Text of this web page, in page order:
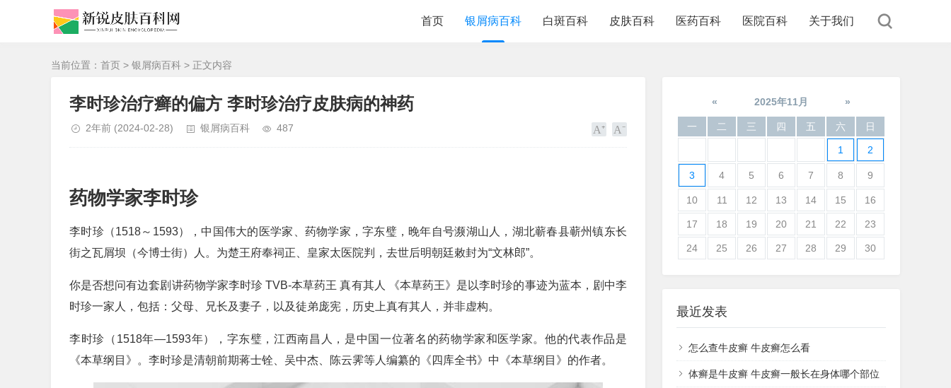
首页 银屑病百科 白斑百科 皮肤百科 医药百科 医院百科 关于我们
当前位置： 首页 > 银屑病百科 > 正文内容
李时珍治疗癣的偏方 李时珍治疗皮肤病的神药
2年前 (2024-02-28) 银屑病百科 487
药物学家李时珍
李时珍（1518～1593），中国伟大的医学家、药物学家，字东璧，晚年自号濒湖山人，湖北蕲春县蕲州镇东长
街之瓦屑坝（今博士街）人。为楚王府奉祠正、皇家太医院判，去世后明朝廷敕封为“文林郎”。
你是否想问有边套剧讲药物学家李时珍 TVB-本草药王 真有其人 《本草药王》是以李时珍的事迹为蓝本，剧中李
时珍一家人，包括：父母、兄长及妻子，以及徒弟庞宪，历史上真有其人，并非虚构。
李时珍（1518年—1593年），字东璧，江西南昌人，是中国一位著名的药物学家和医学家。他的代表作品是
《本草纲目》。李时珍是清朝前期蒋士铨、吴中杰、陈云霁等人编纂的《四库全书》中《本草纲目》的作者。
« 2025年11月 »
一 二 三 四 五 六 日
1 2
3 4 5 6 7 8 9
10 11 12 13 14 15 16
17 18 19 20 21 22 23
24 25 26 27 28 29 30
最近发表
怎么查牛皮癣 牛皮癣怎么看
体癣是牛皮癣 牛皮癣一般长在身体哪个部位